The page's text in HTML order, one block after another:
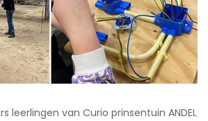
leerlingen van Curio prinsentuin ANDEL